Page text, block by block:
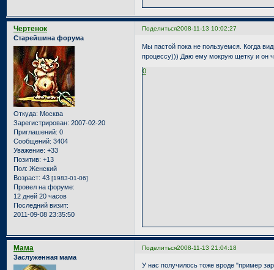
Поделиться2008-11-13 10:02:27
Чертенок
Старейшина форума
Откуда: Москва
Зарегистрирован: 2007-02-20
Приглашений: 0
Сообщений: 3404
Уважение: +33
Позитив: +13
Пол: Женский
Возраст: 43 [1983-01-06]
Провел на форуме:
12 дней 20 часов
Последний визит:
2011-09-08 23:35:50
Мы пастой пока не пользуемся. Когда
процессу))) Даю ему мокрую щетку и он
0
Поделиться2008-11-13 21:04:18
Мама
Заслуженная мама
У нас получилось тоже вроде "пример